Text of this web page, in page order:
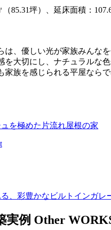
（85.31坪）、延床面積：
は、優しい光が家族みんなを
を大切にし、ナチュラルな
家族を感じられる平屋なら
を極めた片流れ屋根の家
、彩豊かなビルトインガレ
実例 Other